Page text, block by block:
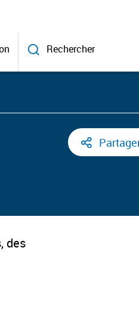
Rechercher
des